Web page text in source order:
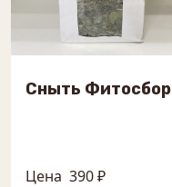
Сныть Фитосбор
Цена 390 ₽